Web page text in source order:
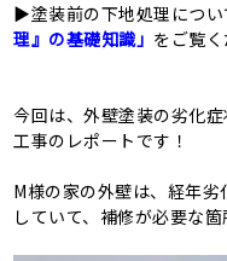
▶塗装前の下地処理につい
理』の基礎知識」 をご覧く
今回は、外壁塗装の劣化
工事のレポートです！
M様の家の外壁は、経年
していて、補修が必要な箇